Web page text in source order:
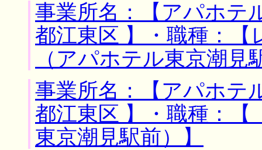
事業所名：【アパホ
都江東区 】・職種：
（アパホテル東京潮見
事業所名：【アパホ
都江東区 】・職種：
東京潮見駅前）】